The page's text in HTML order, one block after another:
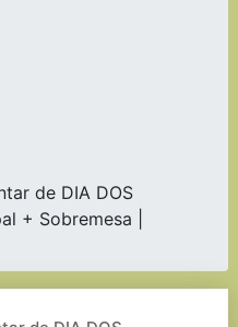
de DIA DOS
+ Sobremesa |